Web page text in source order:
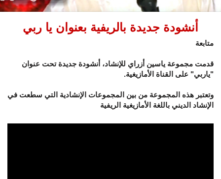
أنشودة جديدة بالريفية بعنوان يا ربي
متابعة
قدمت مجموعة ياسين أزراي للإنشاد، أنشودة جديدة تحت عنوان
"ياربي" على القناة الأمازيغية.
وتعتبر هذه المجموعة من بين المجموعات الإنشادية التي سطعت في
الإنشاد الديني باللغة الأمازيغية الريفية